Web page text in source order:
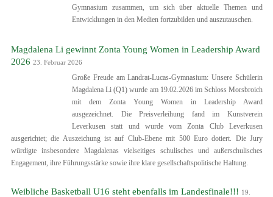
Gymnasium zusammen, um sich über aktuelle Themen und
Entwicklungen in den Medien fortzubilden und auszutauschen.
Magdalena Li gewinnt Zonta Young Women in Leadership Award
2026 23. Februar 2026
Große Freude am Landrat-Lucas-Gymnasium: Unsere Schülerin
Magdalena Li (Q1) wurde am 19.02.2026 im Schloss Morsbroich
mit dem Zonta Young Women in Leadership Award
ausgezeichnet. Die Preisverleihung fand im Kunstverein
Leverkusen statt und wurde vom Zonta Club Leverkusen
ausgerichtet; die Auszeichung ist auf Club-Ebene mit 500 Euro dotiert. Die Jury
würdigte insbesondere Magdalenas vielseitiges schulisches und außerschulisches
Engagement, ihre Führungsstärke sowie ihre klare gesellschaftspolitische Haltung.
Weibliche Basketball U16 steht ebenfalls im Landesfinale!!! 19.